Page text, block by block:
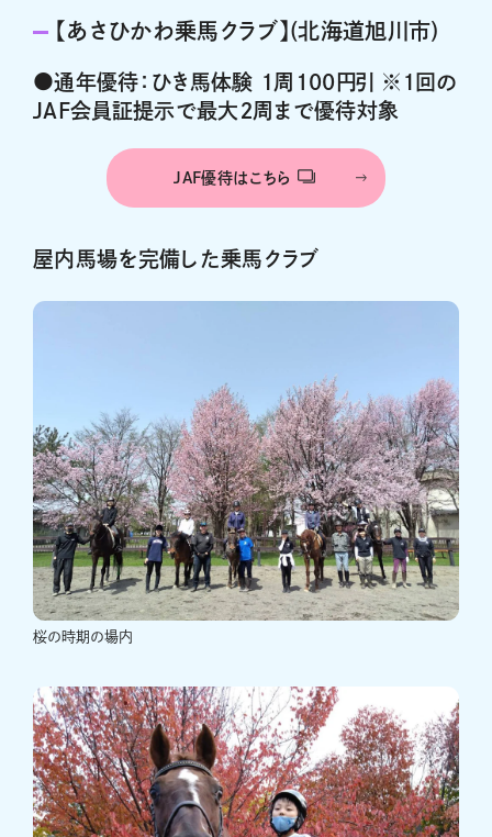
【あさひかわ乗馬クラブ】(北海道旭川市)
●通年優待：ひき馬体験 １周100円引 ※１回の
JAF会員証提示で最大２周まで優待対象
JAF優待はこちら
屋内馬場を完備した乗馬クラブ
桜の時期の場内